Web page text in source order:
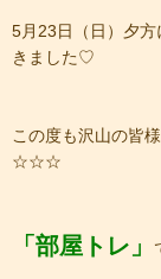
5月23日（日）夕
きました♡
この度も沢山の皆
☆☆☆
「部屋トレ」